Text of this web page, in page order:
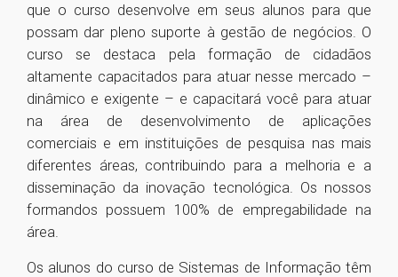
que o curso desenvolve em seus alunos para que
possam dar pleno suporte à gestão de negócios. O
curso se destaca pela formação de cidadãos
altamente capacitados para atuar nesse mercado –
dinâmico e exigente – e capacitará você para atuar
na área de desenvolvimento de aplicações
comerciais e em instituições de pesquisa nas mais
diferentes áreas, contribuindo para a melhoria e a
disseminação da inovação tecnológica. Os nossos
formandos possuem 100% de empregabilidade na
área.
Os alunos do curso de Sistemas de Informação têm